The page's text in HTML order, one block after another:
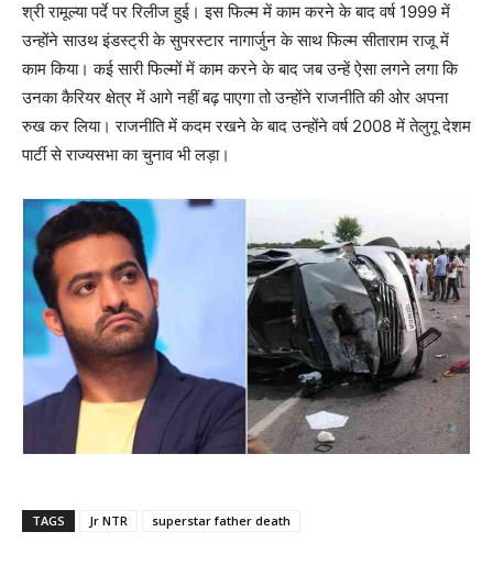
श्री रामूल्या पर्दे पर रिलीज हुई। इस फिल्म में काम करने के बाद वर्ष 1999 में
उन्होंने साउथ इंडस्ट्री के सुपरस्टार नागार्जुन के साथ फिल्म सीताराम राजू में
काम किया। कई सारी फिल्मों में काम करने के बाद जब उन्हें ऐसा लगने लगा कि
उनका कैरियर क्षेत्र में आगे नहीं बढ़ पाएगा तो उन्होंने राजनीति की ओर अपना
रुख कर लिया। राजनीति में कदम रखने के बाद उन्होंने वर्ष 2008 में तेलुगू देशम
पार्टी से राज्यसभा का चुनाव भी लड़ा।
TAGS Jr NTR superstar father death